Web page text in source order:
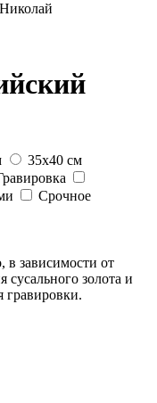
Николай
35x40 см
Срочное
в зависимости от
золота и
гравировки.